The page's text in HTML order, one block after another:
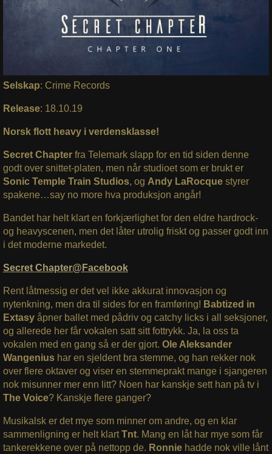
Selskap: Crime Records
Release: 18.10.19
Norsk flott heavy i verdensklasse!
Secret Chapter fra Telemark slapp for en tid siden denne
godt over snittet-platen, men når studioet som er brukt er
Sonic Temple Train Studios, og Andy LaRocquestyrer
spakene…say no more hva produksjon angår!
Bandet har helt klart en forkjærlighet for den eldre hardrock-
og heavyscenen, men det låter utrolig friskt og passer godt inn
i det moderne markedet.
Secret Chapter@Facebook
Rent låtmessig er det vel ikke akkurat innovasjon og
nytenkning, men dra til sides for en framføring! Babtized in
Extasyåpner ballet med pådriv og catchy licks i all seksjoner,
og allerede her får vokalen satt sitt fottrykk. Ja, la oss ta
vokalen med en gang så er der gjort. Ole Aleksander
Wangeniushar en sjeldent bra stemme, og han rekker nok
over flere oktaver og viser en stemmeprakt mange i sjangeren
nok misunner mer enn litt? Noen har kanskje sett han på tv i
The Voice? Kanskje flere ganger?
Musikalsk er det mye som minner om andre, og en klar
sammenligning er helt klartTnt. Mang en låt har mye som får
tankerekkene over på nettopp de. Ronnie hadde nok ville lånt